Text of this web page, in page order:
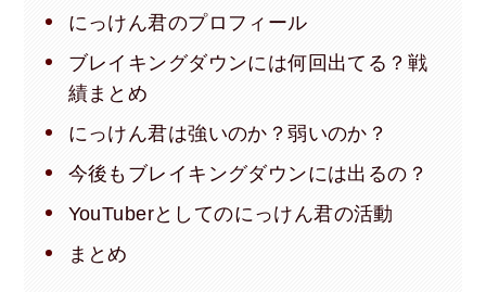
にっけん君のプロフィール
ブレイキングダウンには何回出てる？戦
績まとめ
にっけん君は強いのか？弱いのか？
今後もブレイキングダウンには出るの？
YouTuberとしてのにっけん君の活動
まとめ